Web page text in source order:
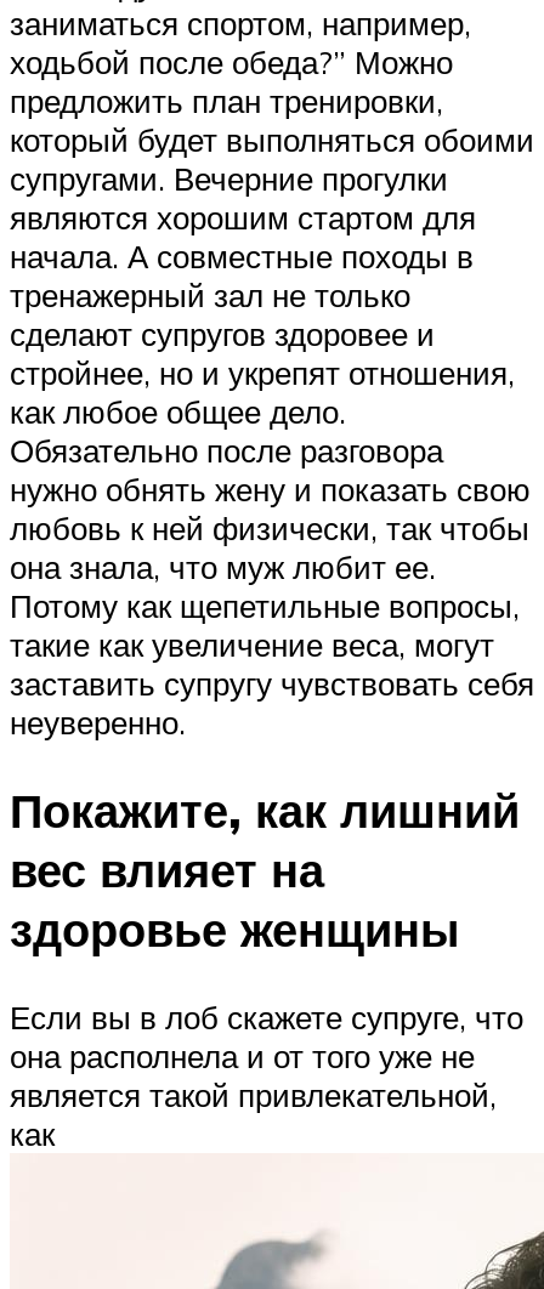
заниматься спортом, например,
ходьбой после обеда?” Можно
предложить план тренировки,
который будет выполняться обоими
супругами. Вечерние прогулки
являются хорошим стартом для
начала. А совместные походы в
тренажерный зал не только
сделают супругов здоровее и
стройнее, но и укрепят отношения,
как любое общее дело.
Обязательно после разговора
нужно обнять жену и показать свою
любовь к ней физически, так чтобы
она знала, что муж любит ее.
Потому как щепетильные вопросы,
такие как увеличение веса, могут
заставить супругу чувствовать себя
неуверенно.
Покажите, как лишний
вес влияет на
здоровье женщины
Если вы в лоб скажете супруге, что
она располнела и от того уже не
является такой привлекательной,
как